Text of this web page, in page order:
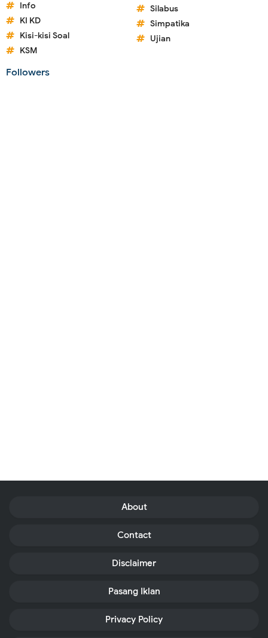
Info
KI KD
Kisi-kisi Soal
KSM
Silabus
Simpatika
Ujian
Followers
About
Contact
Disclaimer
Pasang Iklan
Privacy Policy